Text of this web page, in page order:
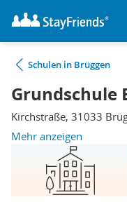
Schulen in Brüggen
Grundschule
Kirchstraße, 31033
Mehr anzeigen